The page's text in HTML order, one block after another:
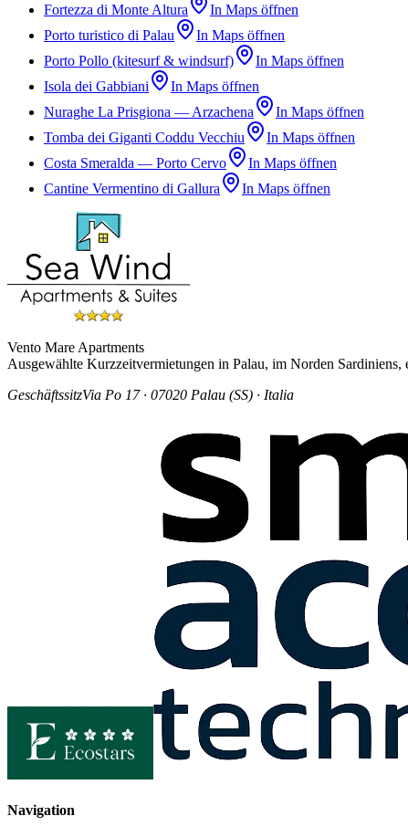
Fortezza di Monte Altura
In Maps öffnen
Porto turistico di Palau
In Maps öffnen
Porto Pollo (kitesurf & windsurf)
In Maps öffnen
Isola dei Gabbiani
In Maps öffnen
Nuraghe La Prisgiona — Arzachena
In Maps öffnen
Tomba dei Giganti Coddu Vecchiu
In Maps öffnen
Costa Smeralda — Porto Cervo
In Maps öffnen
Cantine Vermentino di Gallura
In Maps öffnen
Vento Mare Apartments
Ausgewählte Kurzzeitvermietungen in Palau, im Norden
GeschäftssitzVia Po 17 · 07020 Palau (SS) · Italia
Navigation